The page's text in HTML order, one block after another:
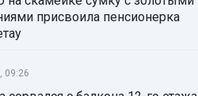
присвоила пенсионерка
09:26